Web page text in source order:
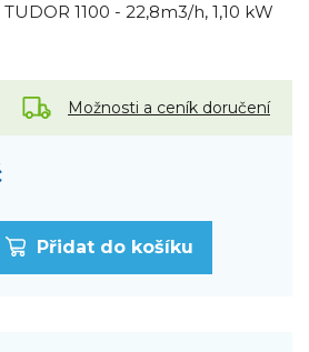
1100 - 22,8m3/h, 1,10 kW
Možnosti a ceník doručení
Přidat do košíku